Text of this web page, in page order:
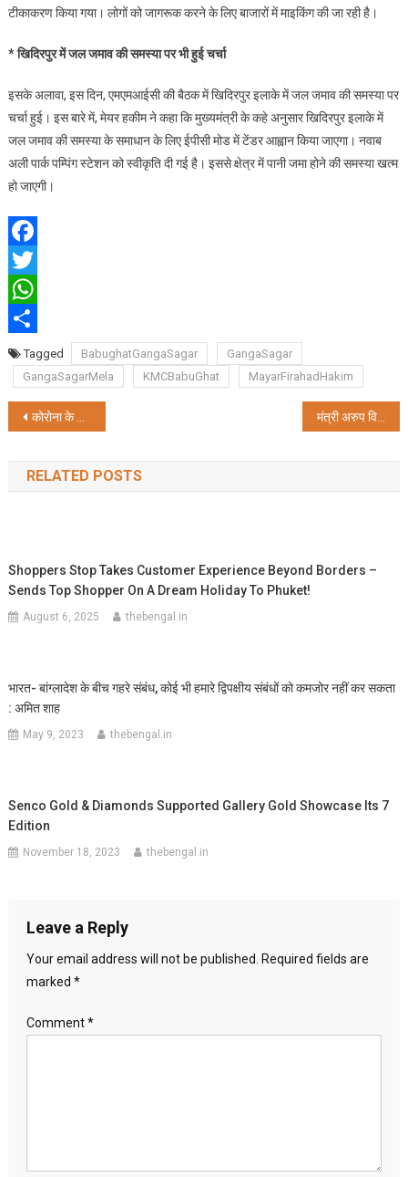
टीकाकरण किया गया। लोगों को जागरूक करने के लिए बाजारों में माइकिंग की जा रही है।
*खिदिरपुर में जल जमाव की समस्या पर भी हुई चर्चा
इसके अलावा, इस दिन, एमएमआईसी की बैठक में खिदिरपुर इलाके में जल जमाव की समस्या पर
चर्चा हुई। इस बारे में, मेयर हकीम ने कहा कि मुख्यमंत्री के कहे अनुसार खिदिरपुर इलाके में
जल जमाव की समस्या के समाधान के लिए ईपीसी मोड में टेंडर आह्वान किया जाएगा। नवाब
अली पार्क पम्पिंग स्टेशन को स्वीकृति दी गई है। इससे क्षेत्र में पानी जमा होने की समस्या खत्म
हो जाएगी।
Facebook
Twitter
WhatsApp
ShareTagged BabughatGangaSagar
GangaSagar
GangaSagarMela
KMCBabuGhat MayarFirahadHakim
Post
navigation
कोरोना के बीच 7 से होगा कोलकाता फिल्म फेस्टिवल, ममता करेंगी उद्घाटन मंत्री अरुप विश्वास ने कोरोना को दी मात, अस्पताल में मिली छुट्टी
RELATED POSTS
Shoppers Stop Takes Customer Experience Beyond Borders –
Sends Top Shopper On A Dream Holiday To Phuket!
August 6, 2025 thebengal.in
भारत- बांग्लादेश के बीच गहरे संबंध, कोई भी हमारे द्विपक्षीय संबंधों को कमजोर नहीं कर सकता
: अमित शाह
May 9, 2023 thebengal.in
Senco Gold & Diamonds Supported Gallery Gold Showcase Its 7
Edition
November 18, 2023 thebengal.in
Leave a Reply
Your email address will not be published.
Required fields are
marked *
Comment*